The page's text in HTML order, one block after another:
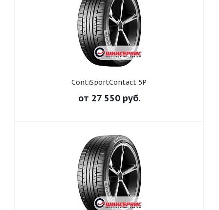
ContiSportContact 5P
от 27 550руб.